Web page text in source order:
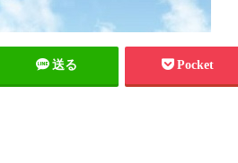
送る Pocket